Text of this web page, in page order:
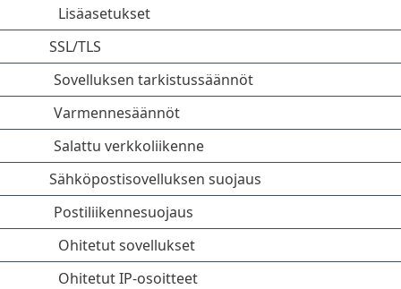
Lisäasetukset
SSL/TLS
Sovelluksen tarkistussäännöt
Varmennesäännöt
Salattu verkkoliikenne
Sähköpostisovelluksen suojaus
Postiliikennesuojaus
Ohitetut sovellukset
Ohitetut IP-osoitteet